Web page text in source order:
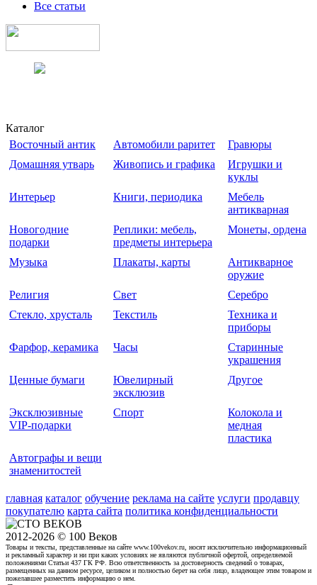
Все статьи
Каталог
Восточный антик
Автомобили раритет
Гравюры
Домашняя утварь
Живопись и графика
Игрушки и
куклы
Интерьер
Книги, периодика
Мебель
антикварная
Новогодние
подарки
Реплики: мебель,
предметы интерьера
Монеты, ордена
Музыка Плакаты, карты
Антикварное
оружие
Религия
Свет
Серебро
Стекло, хрусталь
Текстиль
Техника и
приборы
Фарфор, керамика
Часы
Старинные
украшения
Ценные бумаги
Ювелирный
эксклюзив
Другое
Эксклюзивные
VIP-подарки
Спорт
Колокола и
медная
пластика
Автографы и вещи
знаменитостей
главная каталог обучение реклама на сайте услуги продавцу
покупателю карта сайта политика конфиденциальности
2012-2026 © 100 Веков
Товары и тексты, представленные на сайте www.100vekov.ru, носят исключительно информационный
и рекламный характер и ни при каких условиях не являются публичной офертой, определяемой
положениями Статьи 437 ГК РФ. Всю ответственность за достоверность сведений о товарах,
размещенных на данном ресурсе, целиком и полностью берет на себя лицо, владеющее этим товаром и
пожелавшее разместить информацию о нем.